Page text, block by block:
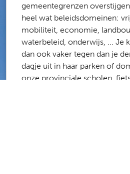
gemeentegrenzen
heel wat beleidsdomeinen:
mobiliteit, economie,
waterbeleid, onderwijs, ... Je
dan ook vaker tegen dan je
dagje uit in haar parken of
onze provinciale scholen,